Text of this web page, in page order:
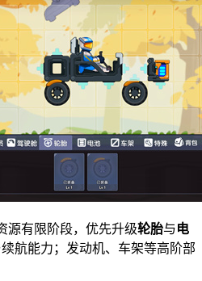
源有限阶段，优先升级轮胎与电
航能力；发动机、车架等高阶部